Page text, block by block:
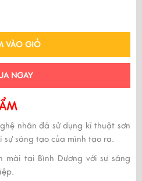
VÀO GIỎ
NGAY
nhân đã sử dụng kĩ thuật sơn
sự sáng tạo của mình tạo ra.
mài tại Bình Dương với sự sáng